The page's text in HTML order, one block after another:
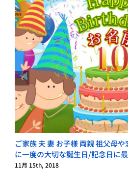
ご家族 夫 妻 お子様 両親 祖父母
に一度の大切な誕生日/記念日に
11月 15th, 2018